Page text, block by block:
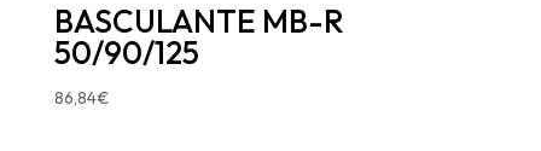
BASCULANTE MB-R
50/90/125
86,84€